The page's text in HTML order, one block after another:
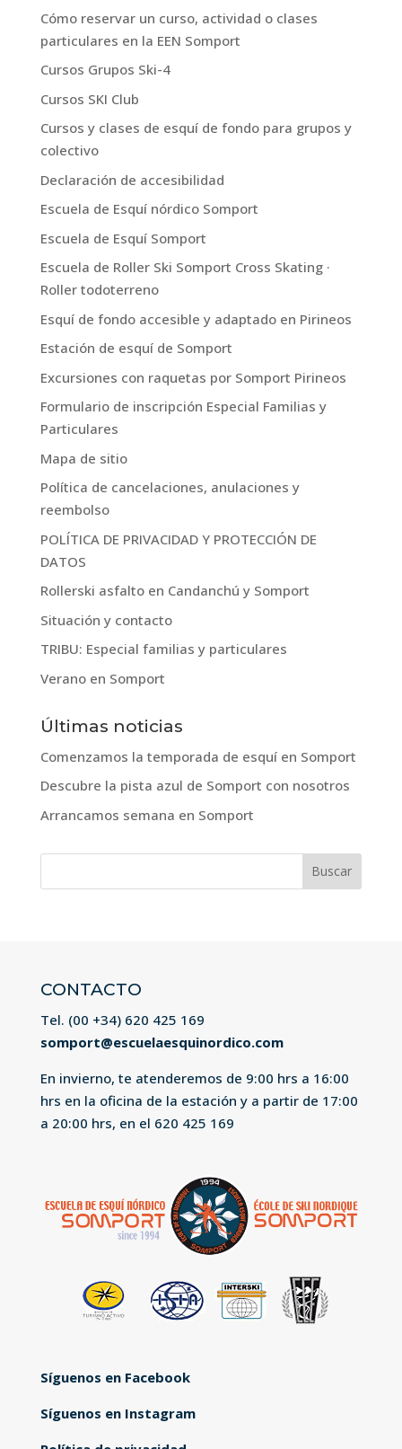
Cómo reservar un curso, actividad o clases
particulares en la EEN Somport
Cursos Grupos Ski-4
Cursos SKI Club
Cursos y clases de esquí de fondo para grupos y
colectivo
Declaración de accesibilidad
Escuela de Esquí nórdico Somport
Escuela de Esquí Somport
Escuela de Roller Ski Somport Cross Skating ·
Roller todoterreno
Esquí de fondo accesible y adaptado en Pirineos
Estación de esquí de Somport
Excursiones con raquetas por Somport Pirineos
Formulario de inscripción Especial Familias y
Particulares
Mapa de sitio
Política de cancelaciones, anulaciones y
reembolso
POLÍTICA DE PRIVACIDAD Y PROTECCIÓN DE
DATOS
Rollerski asfalto en Candanchú y Somport
Situación y contacto
TRIBU: Especial familias y particulares
Verano en Somport
Últimas noticias
Comenzamos la temporada de esquí en Somport
Descubre la pista azul de Somport con nosotros
Arrancamos semana en Somport
Buscar:
CONTACTO
Tel. (00 +34) 620 425 169
somport@escuelaesquinordico.com
En invierno, te atenderemos de 9:00 hrs a 16:00
hrs en la oficina de la estación y a partir de 17:00
a 20:00 hrs, en el 620 425 169
Síguenos en Facebook
Síguenos en Instagram